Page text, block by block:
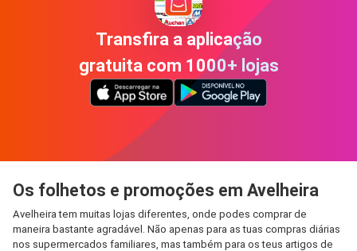
Transfira a aplicação
gratuita com 1000+ lojas
Os folhetos e promoções em Avelheira
Avelheira tem muitas lojas diferentes, onde podes comprar de
maneira bastante agradável. Não apenas para as tuas compras diárias
nos supermercados familiares, mas também para os teus artigos de